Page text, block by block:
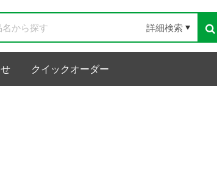
詳細検索
クイックオーダー